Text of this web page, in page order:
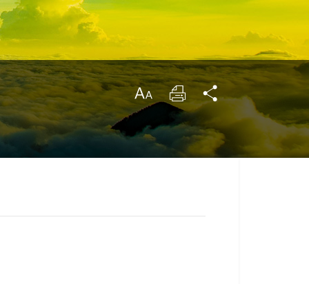
拡
大する
印
刷する
る